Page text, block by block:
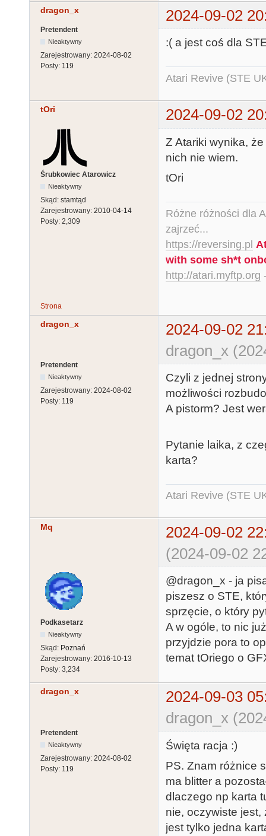
dragon_x 2024-09-02
Pretendent
Nieaktywny
Zarejestrowany: 2024-08-02
Posty: 119
:( a jest coś dla
Atari Revive (STE
tOri 2024-09-02
Śrubkowiec Atarowicz
Nieaktywny
Skąd: stamtąd
Zarejestrowany: 2010-04-14
Posty: 2,309
Z Atariki wynika,
nich nie wiem.
tOri
Różne różności dla
zajrzeć...
https://reversing.pl
with some sh*t
http://atari.myftp.org
Strona
dragon_x
2024-09-02
dragon_x
Pretendent
Nieaktywny
Zarejestrowany: 2024-08-02
Posty: 119
Czyli z jednej
możliwości
A pistorm? Jest
Pytanie laika, z
karta?
Atari Revive (STE
Mq
2024-09-02
(2024-09-02
Podkasetarz
Nieaktywny
Skąd: Poznań
Zarejestrowany: 2016-10-13
Posty: 3,234
@dragon_x - ja
piszesz o STE,
sprzęcie, o który
A w ogóle, to nic
przyjdzie pora to
temat tOriego o
dragon_x
2024-09-03
dragon_x
Pretendent
Nieaktywny
Zarejestrowany: 2024-08-02
Posty: 119
Święta racja :)
PS. Znam różnice
ma blitter a
dlaczego np karta
nie, oczywiste
jest tylko jedna